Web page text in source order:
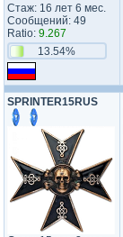
Стаж: 16 лет 6 мес.
Сообщений: 49
Ratio: 9.267
13.54%
SPRINTER15RUS